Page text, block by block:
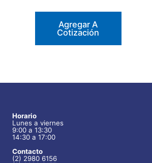
Agregar A
Cotización
Horario
Lunes a viernes
9:00 a 13:30
14:30 a 17:00
Contacto
(2) 2980 6156